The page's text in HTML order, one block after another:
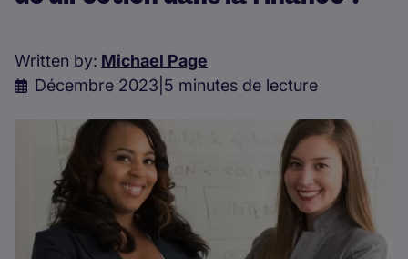
Written by: Michael Page
Décembre 2023 5 minutes de lecture